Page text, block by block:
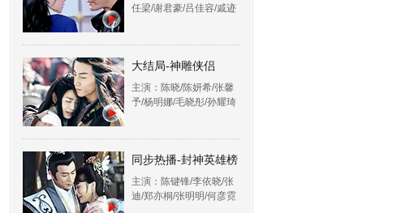
任梁/谢君豪/吕佳容/戚迹
大结局-神雕侠侣
主演：陈晓/陈妍希/张馨
予/杨明娜/毛晓彤/孙耀琦
同步热播-封神英雄榜
主演：陈键锋/李依晓/张
迪/郑亦桐/张明明/何彦霓